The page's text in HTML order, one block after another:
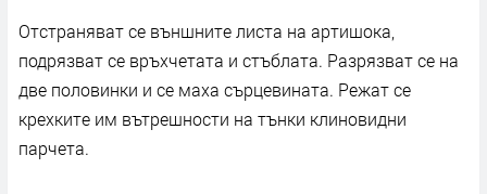
Отстраняват се външните листа на артишока,
подрязват се връхчетата и стъблата. Разрязват се на
две половинки и се маха сърцевината. Режат се
крехките им вътрешности на тънки клиновидни
парчета.